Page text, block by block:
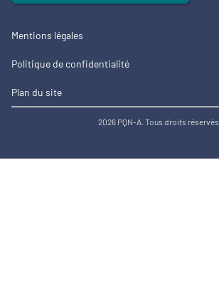
Mentions légales
Politique de confidentialité
Plan du site
2026 PQN-A. Tous droits réservés.